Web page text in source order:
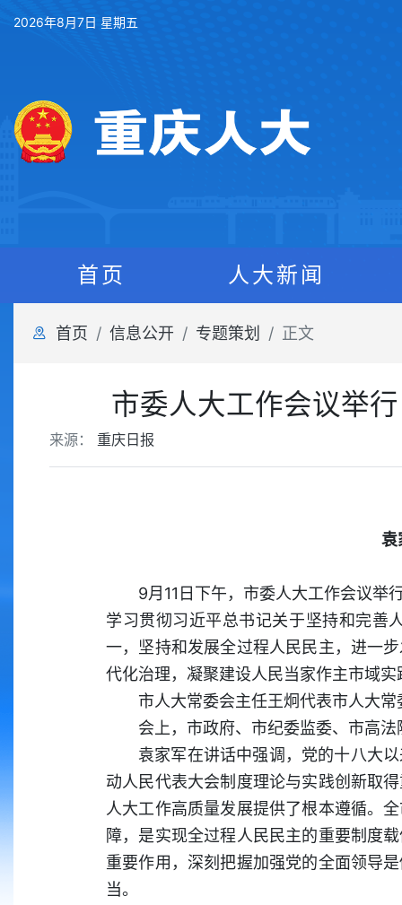
2026年8月7日 星期五
首页 人大新闻
首页 信息公开 专题策划 正文
市委人大工作会议举
来源： 重庆日报
袁
9月11日下午，市委人大工作会议举
学习贯彻习近平总书记关于坚持和完善
一，坚持和发展全过程人民民主，进一
代化治理，凝聚建设人民当家作主市域
市人大常委会主任王炯代表市人大
会上，市政府、市纪委监委、市高
袁家军在讲话中强调，党的十八大
动人民代表大会制度理论与实践创新取
人大工作高质量发展提供了根本遵循。
障，是实现全过程人民民主的重要制度
重要作用，深刻把握加强党的全面领导
当。